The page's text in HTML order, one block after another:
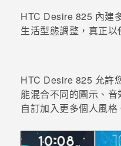
優惠專區
校園專案
企業採購
銷售通路
支援服務
VIVELAND
登入
HTC Desire 825 內建
生活型態調整，真正以
HTC Desire 825 允許
能混合不同的圖示、
自訂加入更多個人風格